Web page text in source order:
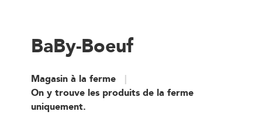
BaBy-Boeuf
Magasin à la ferme
On y trouve les produits de la ferme
uniquement.